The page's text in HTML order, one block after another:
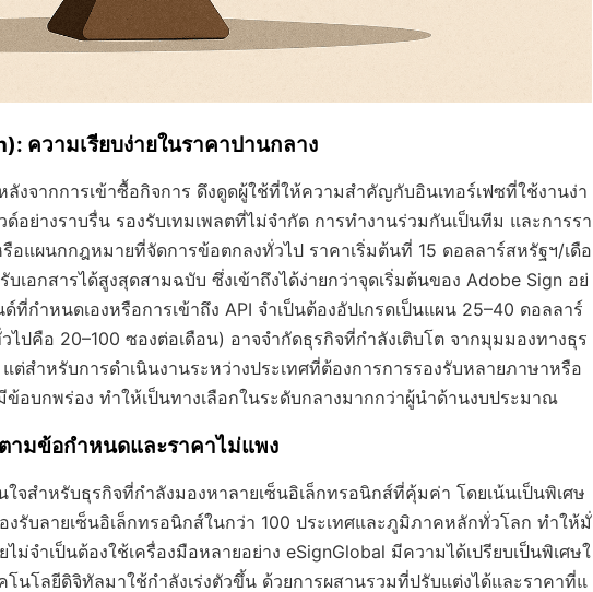
ความเรียบง่ายในราคาปานกลาง
งจากการเข้าซื้อกิจการ ดึงดูดผู้ใช้ที่ให้ความสำคัญกับอินเทอร์เฟซที่ใช้งานง่า
ย่างราบรื่น รองรับเทมเพลตที่ไม่จำกัด การทำงานร่วมกันเป็นทีม และการรา
แผนกกฎหมายที่จัดการข้อตกลงทั่วไป ราคาเริ่มต้นที่ 15 ดอลลาร์สหรัฐฯ/เดือ
เอกสารได้สูงสุดสามฉบับ ซึ่งเข้าถึงได้ง่ายกว่าจุดเริ่มต้นของ Adobe Sign อย่
กำหนดเองหรือการเข้าถึง API จำเป็นต้องอัปเกรดเป็นแผน 25–40 ดอลลาร์
ปคือ 20–100 ซองต่อเดือน) อาจจำกัดธุรกิจที่กำลังเติบโต จากมุมมองทางธุร
ต่สำหรับการดำเนินงานระหว่างประเทศที่ต้องการการรองรับหลายภาษาหรือ
บกพร่อง ทำให้เป็นทางเลือกในระดับกลางมากกว่าผู้นำด้านงบประมาณ
ามข้อกำหนดและราคาไม่แพง
จสำหรับธุรกิจที่กำลังมองหาลายเซ็นอิเล็กทรอนิกส์ที่คุ้มค่า โดยเน้นเป็นพิเศษ
รับลายเซ็นอิเล็กทรอนิกส์ในกว่า 100 ประเทศและภูมิภาคหลักทั่วโลก ทำให้มั่
ม่จำเป็นต้องใช้เครื่องมือหลายอย่าง eSignGlobal มีความได้เปรียบเป็นพิเศษใ
นโลยีดิจิทัลมาใช้กำลังเร่งตัวขึ้น ด้วยการผสานรวมที่ปรับแต่งได้และราคาที่แ